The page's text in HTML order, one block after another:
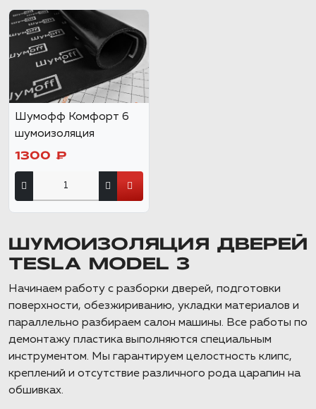
Шумофф Комфорт 6
шумоизоляция
1300 ₽
ШУМОИЗОЛЯЦИЯ ДВЕРЕЙ
TESLA MODEL 3
Начинаем работу с разборки дверей, подготовки
поверхности, обезжириванию, укладки материалов и
параллельно разбираем салон машины. Все работы по
демонтажу пластика выполняются специальным
инструментом. Мы гарантируем целостность клипс,
креплений и отсутствие различного рода царапин на
обшивках.